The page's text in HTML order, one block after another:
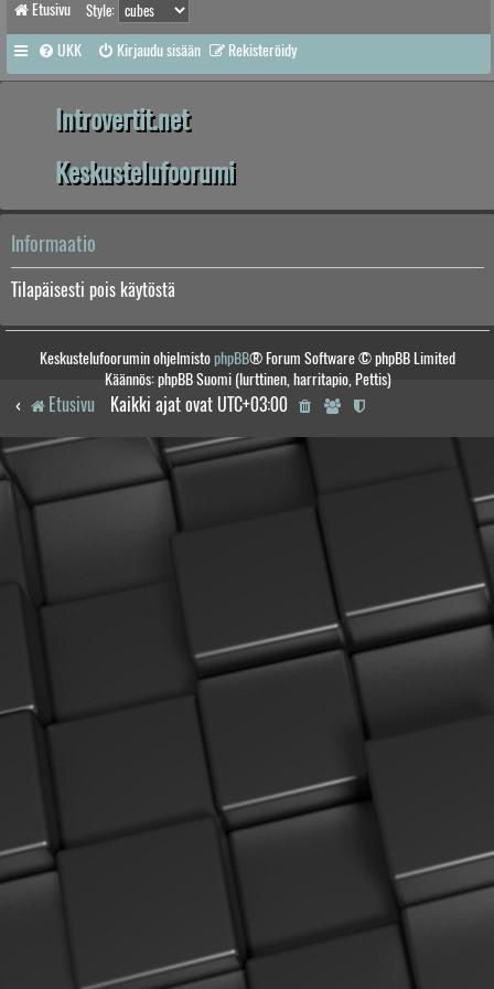
Etusivu Style:
UKK Kirjaudu sisään Rekisteröidy
Introvertit.net
Keskustelufoorumi
Informaatio
Tilapäisesti pois käytöstä
Keskustelufoorumin ohjelmistophpBB® Forum Software © phpBB Limited
Käännös: phpBB Suomi (lurttinen, harritapio, Pettis)
Etusivu Kaikki ajat ovat UTC+03:00